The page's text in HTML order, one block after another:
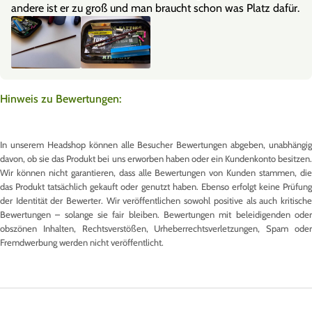
andere ist er zu groß und man braucht schon was Platz dafür.
Hinweis zu Bewertungen:
In unserem Headshop können alle Besucher Bewertungen abgeben, unabhängig
davon, ob sie das Produkt bei uns erworben haben oder ein Kundenkonto besitzen.
Wir können nicht garantieren, dass alle Bewertungen von Kunden stammen, die
das Produkt tatsächlich gekauft oder genutzt haben. Ebenso erfolgt keine Prüfung
der Identität der Bewerter. Wir veröffentlichen sowohl positive als auch kritische
Bewertungen – solange sie fair bleiben. Bewertungen mit beleidigenden oder
obszönen Inhalten, Rechtsverstößen, Urheberrechtsverletzungen, Spam oder
Fremdwerbung werden nicht veröffentlicht.